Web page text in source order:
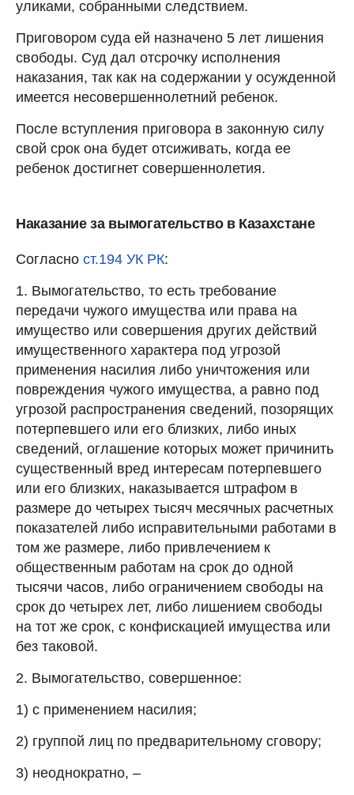
уликами, собранными следствием.
Приговором суда ей назначено 5 лет лишения
свободы. Суд дал отсрочку исполнения
наказания, так как на содержании у осужденной
имеется несовершеннолетний ребенок.
После вступления приговора в законную силу
свой срок она будет отсиживать, когда ее
ребенок достигнет совершеннолетия.
Наказание за вымогательство в Казахстане
Согласно ст.194 УК РК:
1. Вымогательство, то есть требование
передачи чужого имущества или права на
имущество или совершения других действий
имущественного характера под угрозой
применения насилия либо уничтожения или
повреждения чужого имущества, а равно под
угрозой распространения сведений, позорящих
потерпевшего или его близких, либо иных
сведений, оглашение которых может причинить
существенный вред интересам потерпевшего
или его близких, наказывается штрафом в
размере до четырех тысяч месячных расчетных
показателей либо исправительными работами в
том же размере, либо привлечением к
общественным работам на срок до одной
тысячи часов, либо ограничением свободы на
срок до четырех лет, либо лишением свободы
на тот же срок, с конфискацией имущества или
без таковой.
2. Вымогательство, совершенное:
1) с применением насилия;
2) группой лиц по предварительному сговору;
3) неоднократно, –